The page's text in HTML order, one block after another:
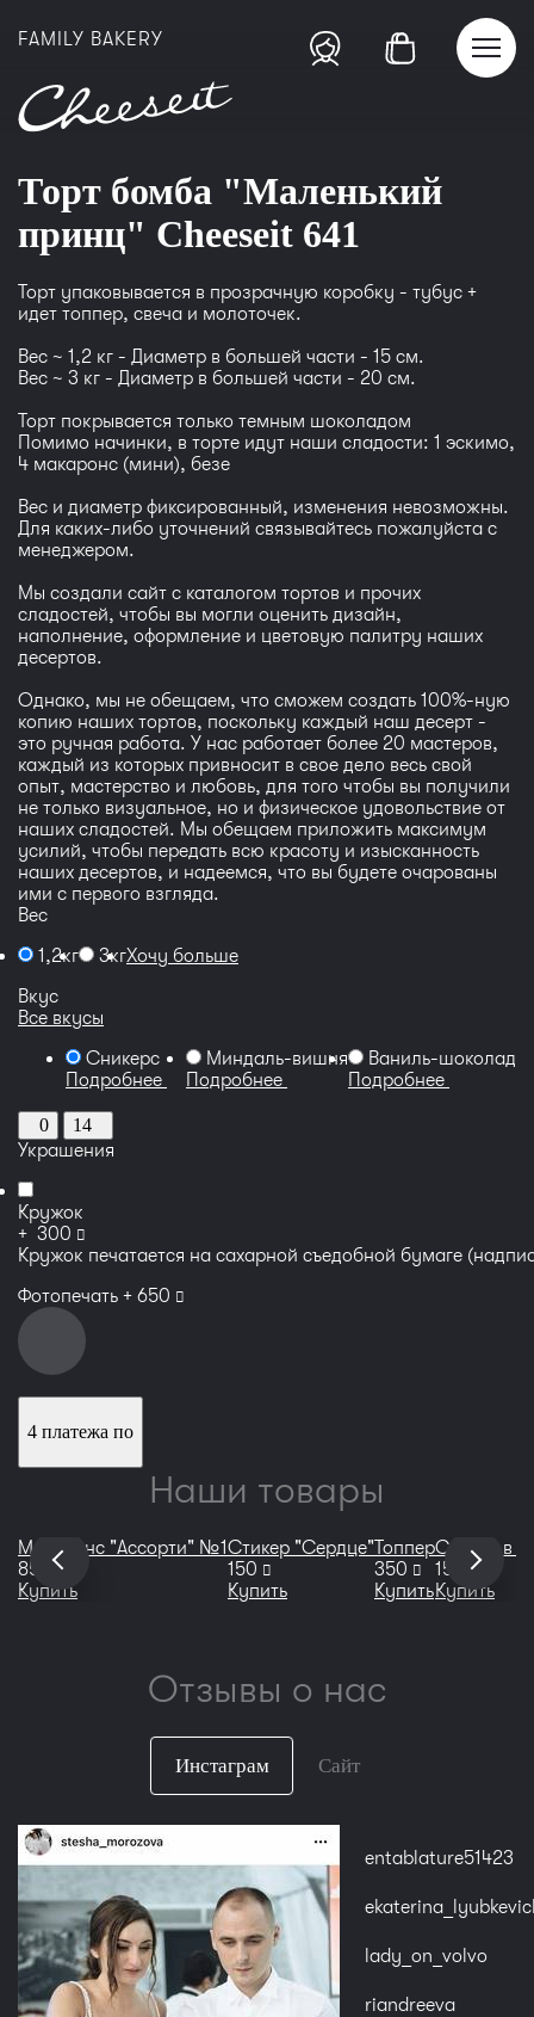
FAMILY BAKERY
Торт бомба "Маленький
принц" Cheeseit 641
Торт упаковывается в прозрачную коробку - тубус +
идет топпер, свеча и молоточек.
Вес ~ 1,2 кг - Диаметр в большей части - 15 см.
Вес ~ 3 кг - Диаметр в большей части - 20 см.
Торт покрывается только темным шоколадом
Помимо начинки, в торте идут наши сладости: 1 эскимо,
4 макаронс (мини), безе
Вес и диаметр фиксированный, изменения невозможны.
Для каких-либо уточнений связывайтесь пожалуйста с
менеджером.
Мы создали сайт с каталогом тортов и прочих
сладостей, чтобы вы могли оценить дизайн,
наполнение, оформление и цветовую палитру наших
десертов.
Однако, мы не обещаем, что сможем создать 100%-ную
копию наших тортов, поскольку каждый наш десерт -
это ручная работа. У нас работает более 20 мастеров,
каждый из которых привносит в свое дело весь свой
опыт, мастерство и любовь, для того чтобы вы получили
не только визуальное, но и физическое удовольствие от
наших сладостей. Мы обещаем приложить максимум
усилий, чтобы передать всю красоту и изысканность
наших десертов, и надеемся, что вы будете очарованы
ими с первого взгляда.
Вес
1,2кг
3кгХочу больше
Вкус
Все вкусы
Сникерс
Подробнее
Миндаль-вишня
Подробнее
Ваниль-
Подробнее
0 14
Украшения
Кружок
+ 300 руб
Кружок печатается на сахарной съедобной бумаге
Фотопечать + 650 руб
4 платежа по
Наши товары
Макаронс "Ассорти" №1
850
руб
Купить
Стикер "Сердце"
150 руб
Купить
Топпер
350 руб
Купить
Свечки в
150
руб
Купить
Отзывы о нас
Инстаграм Сайт
entablature51423
lady_on_volvo
riandreeva